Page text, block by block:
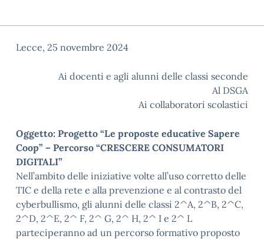
Lecce, 25 novembre 2024
Ai docenti e agli alunni delle classi seconde
Al DSGA
Ai collaboratori scolastici
Oggetto: Progetto “Le proposte educative Sapere
Coop” – Percorso “CRESCERE CONSUMATORI
DIGITALI”
Nell’ambito delle iniziative volte all’uso corretto delle
TIC e della rete e alla prevenzione e al contrasto del
cyberbullismo, gli alunni delle classi 2^A, 2^B, 2^C,
2^D, 2^E, 2^ F, 2^ G, 2^ H, 2^ I e 2^ L
parteciperanno ad un percorso formativo proposto